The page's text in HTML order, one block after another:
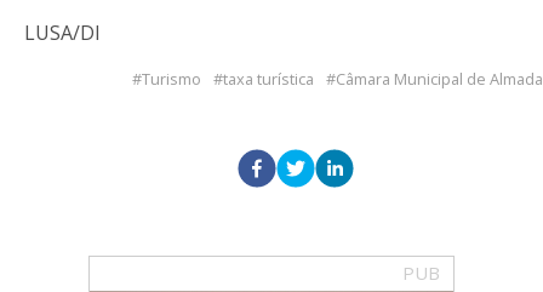
LUSA/DI
Turismo taxa turística Câmara Municipal de Almada
PUB